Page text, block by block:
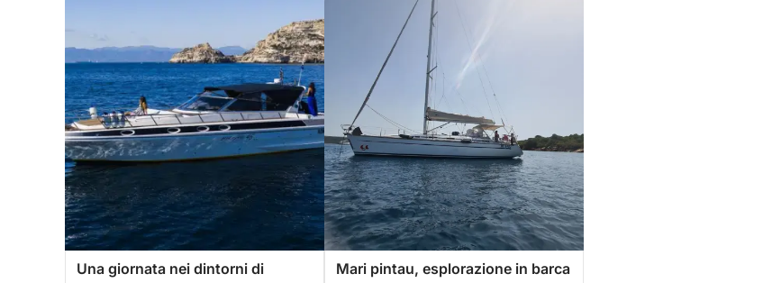
Una giornata nei dintorni di
Mari pintau, esplorazione in barca